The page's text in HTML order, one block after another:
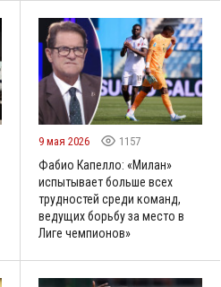
9 мая 2026 1157
Фабио Капелло: «Милан»
испытывает больше всех
трудностей среди команд,
ведущих борьбу за место в
Лиге чемпионов»